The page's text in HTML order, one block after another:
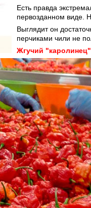
Есть правда
первозданном виде.
Выглядит он
перчиками чили не
Жгучий